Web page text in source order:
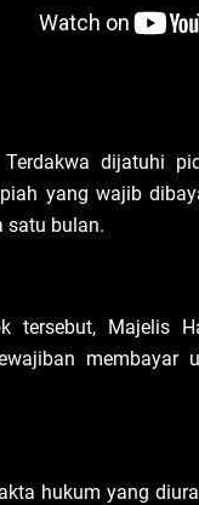
Terdakwa dijatuhi
yang wajib
satu bulan.
tersebut, Majelis
hukum yang